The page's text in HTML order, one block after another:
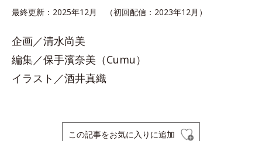
最終更新：2025年12月 （初回配信：2023年12月）
企画／清水尚美
編集／保手濱奈美（Cumu）
イラスト／酒井真織
この記事をお気に入りに追加